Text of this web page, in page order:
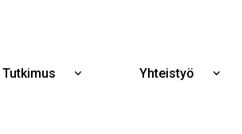
Tutkimus
Näytä
Yhteistyö
Näytä